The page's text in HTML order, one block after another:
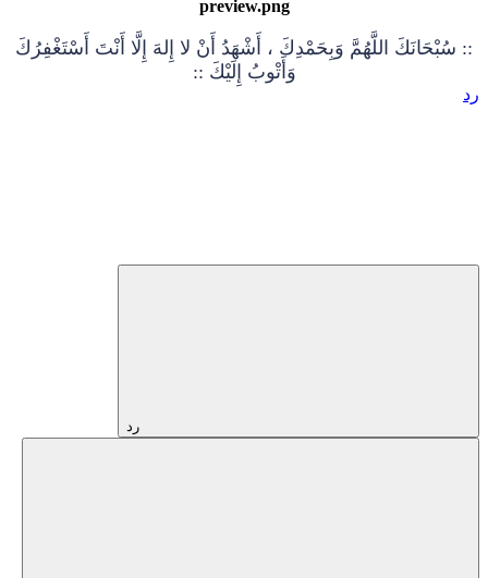
:: سُبْحَانَكَ اللَّهُمَّ وَبِحَمْدِكَ ، أَشْهَدُ أَنْ لا إِلهَ إِلَّا أَنْتَ أَسْتَغْفِرُكَ
وَأَتْوبُ إِلَيْكَ ::
رد